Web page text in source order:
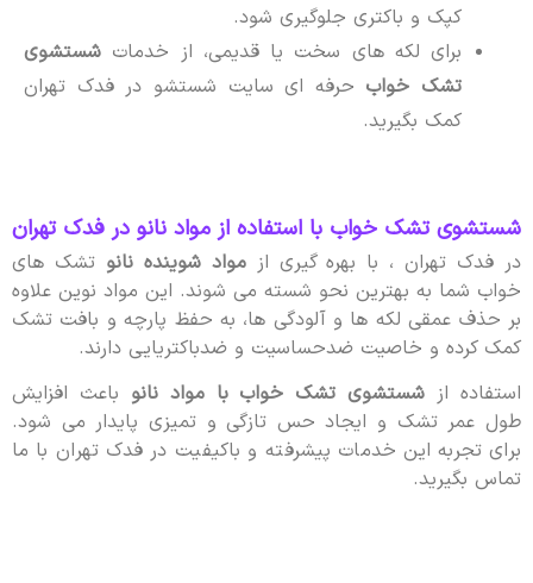
کپک و باکتری جلوگیری شود.
برای لکه های سخت یا قدیمی، از خدمات شستشوی
تشک خوابحرفه ای سایت شستشو در فدک تهران
کمک بگیرید.
شستشوی تشک خواب با استفاده از مواد نانو در فدک تهران
در فدک تهران ، با بهره گیری از مواد شوینده نانوتشک های
خواب شما به بهترین نحو شسته می شوند. این مواد نوین علاوه
بر حذف عمقی لکه ها و آلودگی ها، به حفظ پارچه و بافت تشک
کمک کرده و خاصیت ضدحساسیت و ضدباکتریایی دارند.
استفاده از شستشوی تشک خواب با مواد نانوباعث افزایش
طول عمر تشک و ایجاد حس تازگی و تمیزی پایدار می شود.
برای تجربه این خدمات پیشرفته و باکیفیت در فدک تهران با ما
تماس بگیرید.